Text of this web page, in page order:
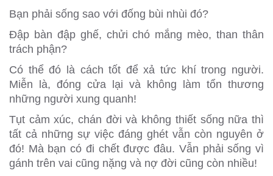
Bạn phải sống sao với đống bùi nhùi đó?
Đập bàn đập ghế, chửi chó mắng mèo, than thân
trách phận?
Có thể đó là cách tốt để xả tức khí trong người.
Miễn là, đóng cửa lại và không làm tổn thương
những người xung quanh!
Tụt cảm xúc, chán đời và không thiết sống nữa thì
tất cả những sự việc đáng ghét vẫn còn nguyên ở
đó! Mà bạn có đi chết được đâu. Vẫn phải sống vì
gánh trên vai cũng nặng và nợ đời cũng còn nhiều!